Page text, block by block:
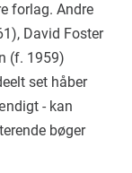
forlag. Andre
David Foster
(f. 1959)
set håber
- kan
bøger